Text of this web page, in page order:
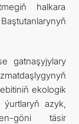
halkara
gatnaşyjylary
ekologik
ýurtlaryň azyk,
göni täsir